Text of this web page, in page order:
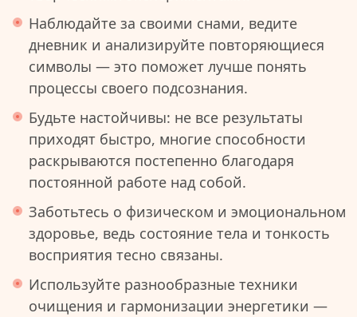
Наблюдайте за своими снами, ведите
дневник и анализируйте повторяющиеся
символы — это поможет лучше понять
процессы своего подсознания.
Будьте настойчивы: не все результаты
приходят быстро, многие способности
раскрываются постепенно благодаря
постоянной работе над собой.
Заботьтесь о физическом и эмоциональном
здоровье, ведь состояние тела и тонкость
восприятия тесно связаны.
Используйте разнообразные техники
очищения и гармонизации энергетики —